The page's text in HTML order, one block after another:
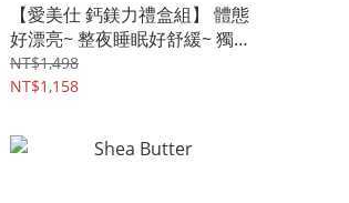
【愛美仕 鈣鎂力禮盒組】 體態
好漂亮~ 整夜睡眠好舒緩~ 獨家
送發泡錠一條(口味隨機)!
NT$1,498
NT$1,158